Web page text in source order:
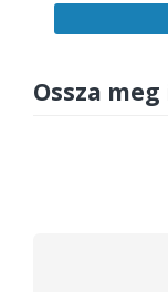
Ossza meg